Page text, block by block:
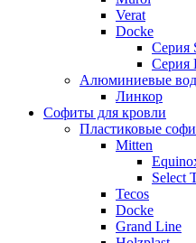
Verat
Docke
Серия
Серия
Алюминиевые
Линкор
Софиты для кровли
Пластиковые
Mitten
Select
Tecos
Docke
Grand Line